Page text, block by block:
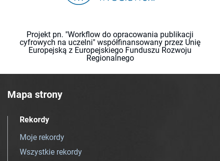
Projekt pn. "Workflow do opracowania publikacji
cyfrowych na uczelni" współfinansowany przez Unię
Europejską z Europejskiego Funduszu Rozwoju
Regionalnego
Mapa strony
Rekordy
Moje rekordy
Wszystkie rekordy